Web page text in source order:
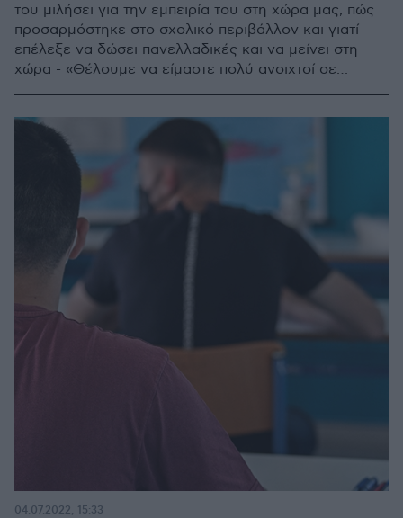
του μιλήσει για την εμπειρία του στη χώρα μας, πώς
προσαρμόστηκε στο σχολικό περιβάλλον και γιατί
επέλεξε να δώσει πανελλαδικές και να μείνει στη
χώρα - «Θέλουμε να είμαστε πολύ ανοιχτοί σε
04.07.2022, 15:33